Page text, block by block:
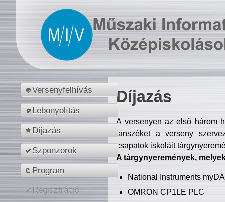
Versenyfelhívás
Lebonyolítás
Díjazás
Szponzorok
Program
Regisztráció
Díjazás
A versenyen az első három
tanszéket a verseny
csapatok iskoláit
A tárgynyeremények,
National Instruments
OMRON CP1LE PLC